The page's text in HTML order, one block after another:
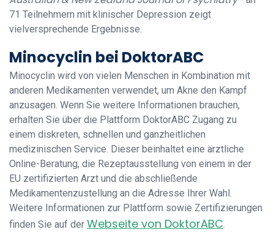
71 Teilnehmern mit klinischer Depression zeigt
vielversprechende Ergebnisse.
Minocyclin bei DoktorABC
Minocyclin wird von vielen Menschen in Kombination mit
anderen Medikamenten verwendet, um Akne den Kampf
anzusagen. Wenn Sie weitere Informationen brauchen,
erhalten Sie über die Plattform DoktorABC Zugang zu
einem diskreten, schnellen und ganzheitlichen
medizinischen Service. Dieser beinhaltet eine ärztliche
Online-Beratung, die Rezeptausstellung von einem in der
EU zertifizierten Arzt und die abschließende
Medikamentenzustellung an die Adresse Ihrer Wahl.
Weitere Informationen zur Plattform sowie Zertifizierungen
finden Sie auf der Webseite von DoktorABC.